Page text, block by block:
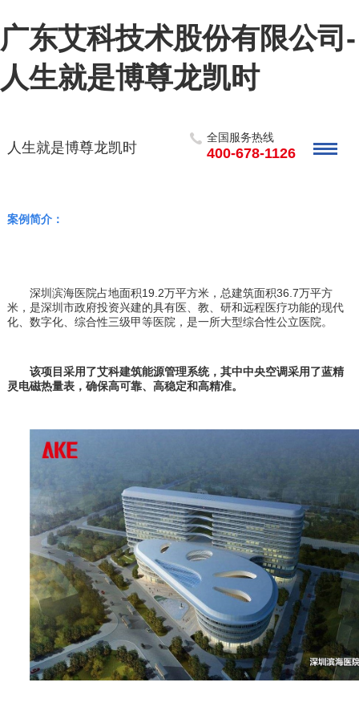
广东艾科技术股份有限公司-
人生就是博尊龙凯时
人生就是博尊龙凯时
全国服务热线
400-678-1126
案例简介：
深圳滨海医院占地面积19.2万平方米，总建筑面积36.7万平方
米，是深圳市政府投资兴建的具有医、教、研和远程医疗功能的现代
化、数字化、综合性三级甲等医院，是一所大型综合性公立医院。
该项目采用了艾科建筑能源管理系统，其中中央空调采用了蓝精
灵电磁热量表，确保高可靠、高稳定和高精准。